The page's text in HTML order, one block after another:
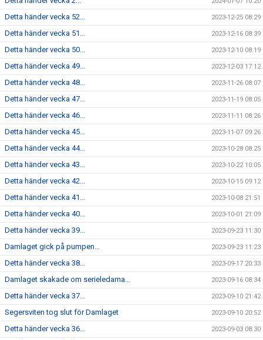
Detta händer vecka 52... 2023-12-25 08:29
Detta händer vecka 51... 2023-12-16 08:39
Detta händer vecka 50... 2023-12-10 08:19
Detta händer vecka 49... 2023-12-03 17:12
Detta händer vecka 48... 2023-11-26 08:07
Detta händer vecka 47... 2023-11-19 08:05
Detta händer vecka 46... 2023-11-11 08:26
Detta händer vecka 45... 2023-11-07 09:26
Detta händer vecka 44... 2023-10-28 08:25
Detta händer vecka 43... 2023-10-22 10:05
Detta händer vecka 42... 2023-10-15 09:12
Detta händer vecka 41... 2023-10-08 21:51
Detta händer vecka 40... 2023-10-01 21:09
Detta händer vecka 39... 2023-09-23 11:30
Damlaget gick på pumpen… 2023-09-23 11:23
Detta händer vecka 38... 2023-09-17 20:33
Damlaget skakade om serieledarna… 2023-09-16 08:34
Detta händer vecka 37... 2023-09-10 21:42
Segersviten tog slut för Damlaget 2023-09-10 20:52
Detta händer vecka 36... 2023-09-03 08:30